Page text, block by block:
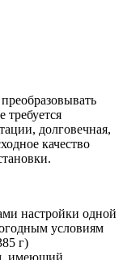
долговечная,
качество
настройки одной
условиям
г)
имеющий